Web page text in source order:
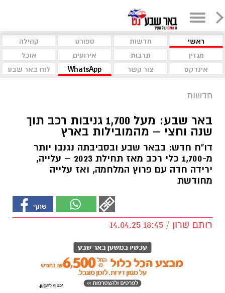
ראשי חדשות ספורט
קהילה
מגזין
תרבות אירועים
אוכל
אינדקס
צור קשר WhatsApp לוח באר שבע
חדשות
באר שבע: מעל 1,700 גניבות רכב תוך
שנה וחצי – מהמובילות בארץ
דו"ח חדש: בבאר שבע ובסביבתה נגנבו יותר
מ-1,700 כלי רכב מאז תחילת 2023 – עלייה,
ירידה חדה עם פרוץ המלחמה, ואז עלייה
מחודשת
רותם שרון / 18:45 14.04.25